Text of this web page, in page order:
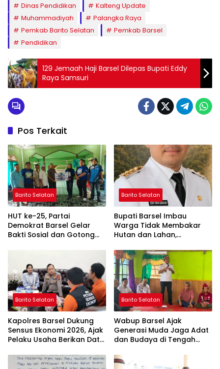
Dinas Pendidikan
Kalteng Update
Muhammadiyah
Palangka Raya
Pemkab Barito Selatan
Pemkab Barsel
Pendidikan
129 Jemaah Haji Barsel Dilepas Bupati Eddy
Raya Samsuri
Pos Terkait
Barito Selatan
HUT ke-25, Partai
Demokrat Barsel Gelar
Bakti Sosial dan Gotong
Ashfiya
Barito Selatan
Bupati Barsel Imbau
Warga Tidak Membakar
Hutan dan Lahan,
Bebas Kabut Asap
Barito Selatan
Kapolres Barsel Dukung
Sensus Ekonomi 2026, Ajak
Pelaku Usaha Berikan Data
Barito Selatan
Wabup Barsel Ajak
Generasi Muda Jaga Adat
dan Budaya di Tengah